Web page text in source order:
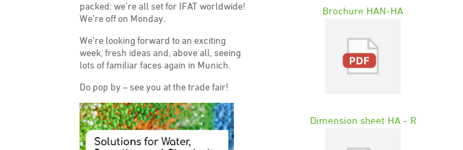
Brochure HAN-HA
Dimension sheet HA - R
packed: we’re all set for IFAT worldwide!
We’re off on Monday.
We’re looking forward to an exciting
week, fresh ideas and, above all, seeing
lots of familiar faces again in Munich.
Do pop by – see you at the trade fair!